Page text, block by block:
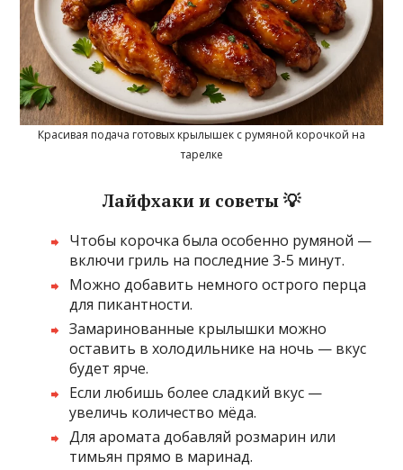
Красивая подача готовых крылышек с румяной корочкой на
тарелке
Лайфхаки и советы 💡
Чтобы корочка была особенно румяной —
включи гриль на последние 3-5 минут.
Можно добавить немного острого перца
для пикантности.
Замаринованные крылышки можно
оставить в холодильнике на ночь — вкус
будет ярче.
Если любишь более сладкий вкус —
увеличь количество мёда.
Для аромата добавляй розмарин или
тимьян прямо в маринад.